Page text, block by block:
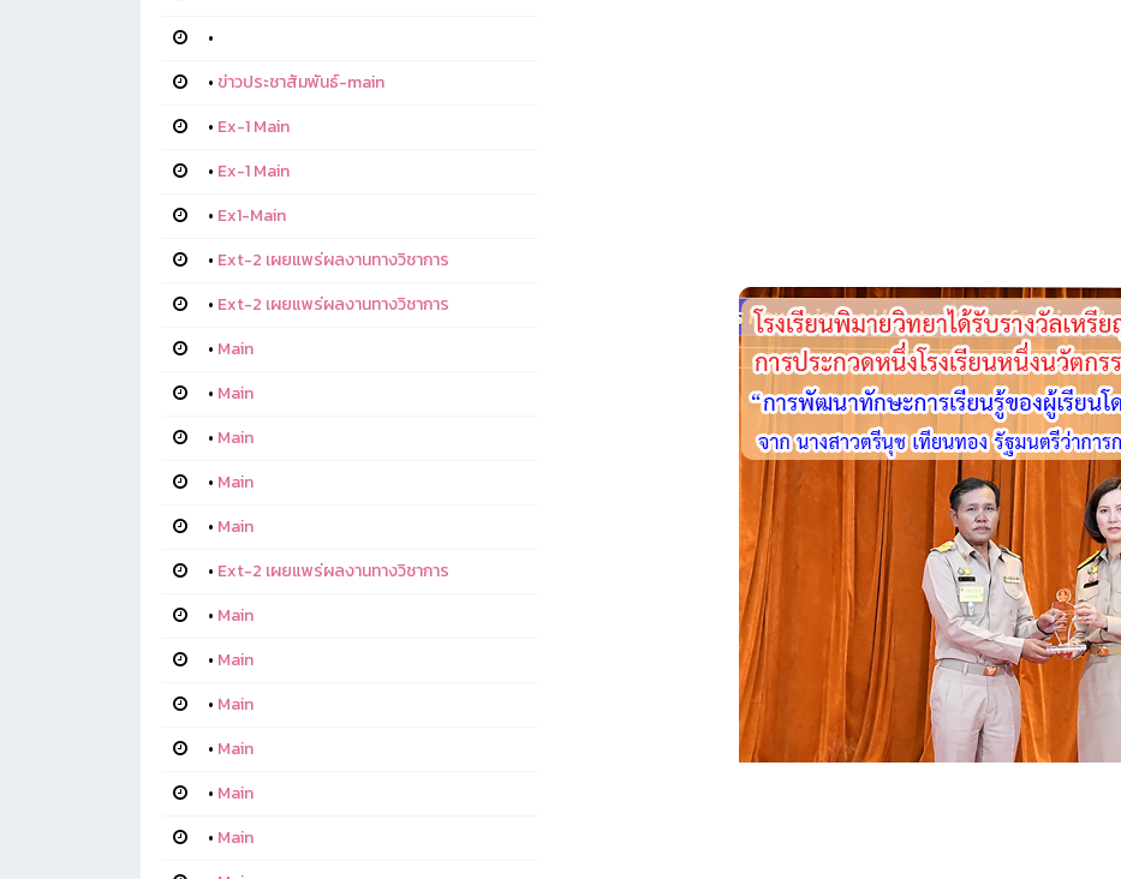
•
• ข่าวประชาสัมพันธ์-main
• Ex-1 Main
• Ex-1 Main
• Ex1-Main
• Ext-2 เผยแพร่ผลงานทางวิชาการ
• Ext-2 เผยแพร่ผลงานทางวิชาการ
• Main
• Main
• Main
• Main
• Main
• Ext-2 เผยแพร่ผลงานทางวิชาการ
• Main
• Main
• Main
• Main
• Main
• Main